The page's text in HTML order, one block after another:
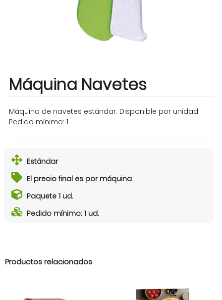
Máquina Navetes
Máquina de navetes estándar. Disponible por unidad.
Pedido mínimo: 1.
Estándar
El precio final es por máquina
Paquete 1 ud.
Pedido mínimo: 1 ud.
Productos relacionados